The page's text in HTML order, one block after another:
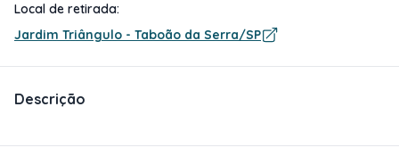
Local de retirada:
Jardim Triângulo - Taboão da Serra/SP
Descrição